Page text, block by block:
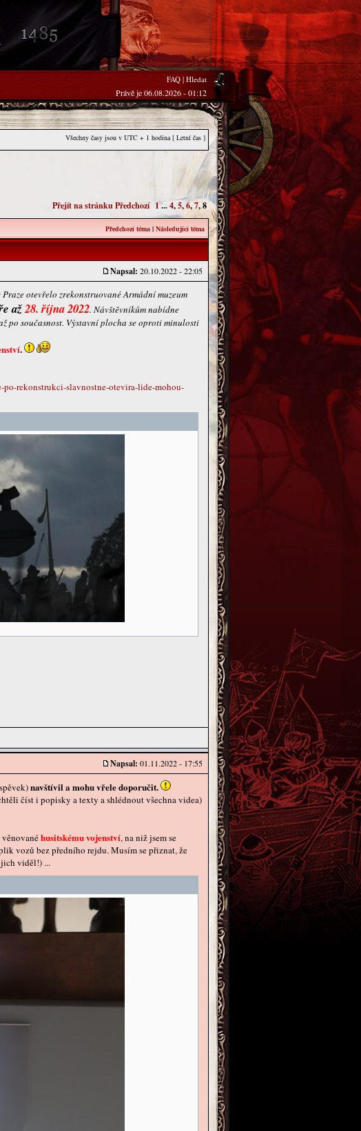
FAQ | Hledat
Právě je 06.08.2026 - 01:12
Všechny časy jsou v UTC + 1 hodina [ Letní čas ]
Přejít na stránkuPředchozí 1...4,5,6,7,8
Předchozí téma | Následující téma
Napsal: 20.10.2022 - 22:05
otevřelo zrekonstruované Armádní muzeum
až28. října 2022. Návštěvníkům nabídne
po současnost. Výstavní plocha se oproti minulosti
.
rekonstrukci-slavnostne-otevira-lide-mohou-
Napsal: 01.11.2022 - 17:55
navštívil a mohu vřele doporučit.
číst i popisky a texty a shlédnout všechna videa)
husitskému vojenství, na niž jsem se
vozů bez předního rejdu. Musím se přiznat, že
jich viděl!) ...